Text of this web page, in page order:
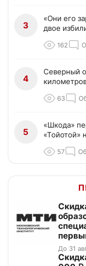
3
«Они его
двое
162
4
Северный
63
5
«Шкода»
«Тойотой»
57
До 31